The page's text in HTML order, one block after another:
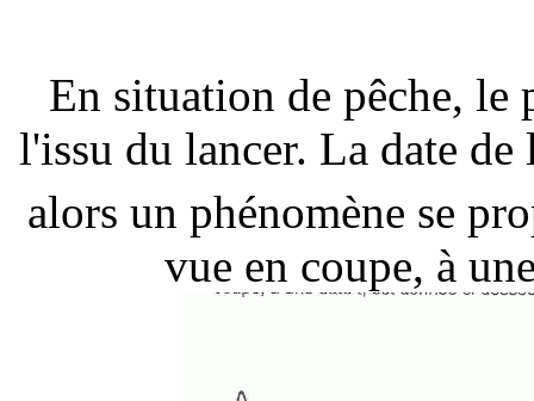
En situation de pêche, le
l'issu du lancer. La date de
alors un phénomène se
vue en coupe, à